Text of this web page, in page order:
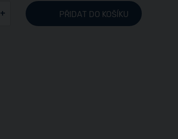
+ PŘIDAT DO KOŠÍKU